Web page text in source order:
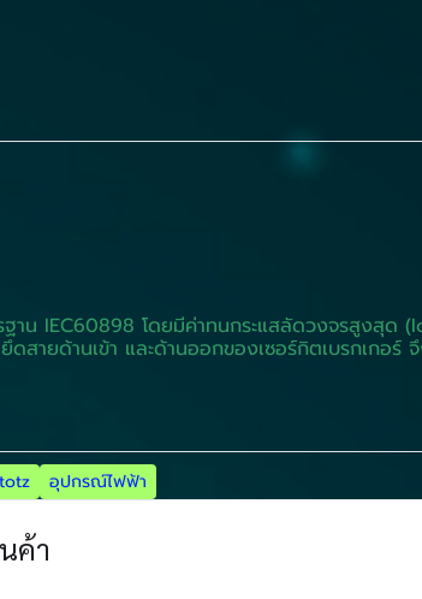
ฐาน IEC60898 โดยมีค่าทนกระแสลัดวงจรสูงสุด
ยด้านเข้า และด้านออกของเซอร์กิตเบรกเกอร์ จึ
อุปกรณ์ไฟฟ้า
ค้า